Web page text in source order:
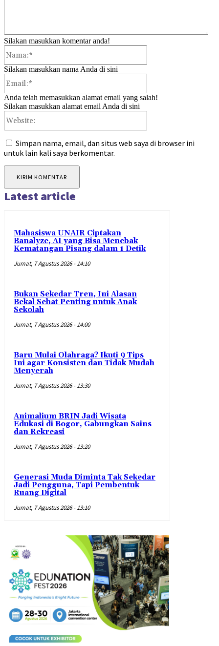
Silakan masukkan komentar anda!
Silakan masukkan nama Anda di sini
Anda telah memasukkan alamat email yang salah!
Silakan masukkan alamat email Anda di sini
Simpan nama, email, dan situs web saya di browser ini
untuk lain kali saya berkomentar.
Latest article
Mahasiswa UNAIR Ciptakan
Banalyze, AI yang Bisa Menebak
Kematangan Pisang dalam 1 Detik
Jumat, 7 Agustus 2026 - 14:10
Bukan Sekedar Tren, Ini Alasan
Bekal Sehat Penting untuk Anak
Sekolah
Jumat, 7 Agustus 2026 - 14:00
Baru Mulai Olahraga? Ikuti 9 Tips
Ini agar Konsisten dan Tidak Mudah
Menyerah
Jumat, 7 Agustus 2026 - 13:30
Animalium BRIN Jadi Wisata
Edukasi di Bogor, Gabungkan Sains
dan Rekreasi
Jumat, 7 Agustus 2026 - 13:20
Generasi Muda Diminta Tak Sekedar
Jadi Pengguna, Tapi Pembentuk
Ruang Digital
Jumat, 7 Agustus 2026 - 13:10